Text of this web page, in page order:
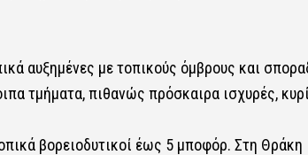
αυξημένες με τοπικούς όμβρους και
τμήματα, πιθανώς πρόσκαιρα ισχυρές,
βορειοδυτικοί έως 5 μποφόρ. Στη Θράκη